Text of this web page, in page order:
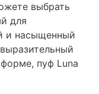
выбрать
для
и насыщенный
пуф Luna